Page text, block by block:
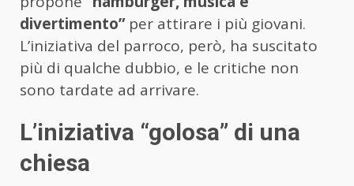
divertimento”per attirare i più giovani.
L’iniziativa del parroco, però, ha suscitato
più di qualche dubbio, e le critiche non
sono tardate ad arrivare.
L’iniziativa “golosa” di una
chiesa